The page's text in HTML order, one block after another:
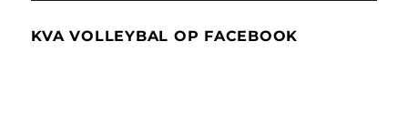
KVA VOLLEYBAL OP FACEBOOK